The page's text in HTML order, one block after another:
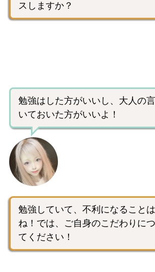
スしますか？
勉強はした方がいいし、大人の
いておいた方がいいよ！
勉強していて、不利になること
ね！では、ご自身のこだわりに
てください！